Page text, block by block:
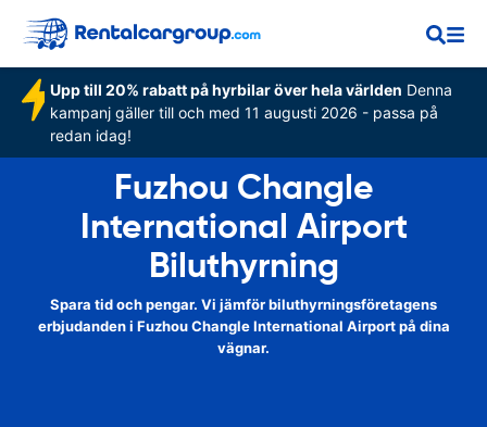
Upp till 20% rabatt på hyrbilar över hela världen Denna
kampanj gäller till och med 11 augusti 2026 - passa på
redan idag!
Fuzhou Changle
International Airport
Biluthyrning
Spara tid och pengar. Vi jämför biluthyrningsföretagens
erbjudanden i Fuzhou Changle International Airport på dina
vägnar.